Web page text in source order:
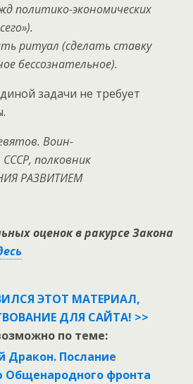
политико-экономических
ритуал (сделать ставку
бессознательное).
задачи не требует
Воин-
полковник
РАЗВИТИЕМ
оценок в ракурсе Закона
ЭТОТ МАТЕРИАЛ,
ДЛЯ САЙТА! >>
по теме:
Дракон. Послание
Общенародного фронта